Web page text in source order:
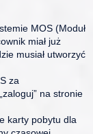
MOS (Moduł
miał już
musiał utworzyć
za
na stronie
karty pobytu dla